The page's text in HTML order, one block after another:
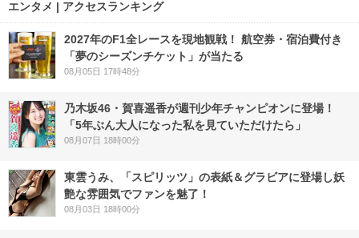
エンタメ | アクセスランキング
2027年のF1全レースを現地観戦！ 航空券・宿泊費付き
「夢のシーズンチケット」が当たる
08月05日 17時48分
乃木坂46・賀喜遥香が週刊少年チャンピオンに登場！
「5年ぶん大人になった私を見ていただけたら」
08月07日 18時00分
東雲うみ、「スピリッツ」の表紙＆グラビアに登場し妖
艶な雰囲気でファンを魅了！
08月03日 18時00分